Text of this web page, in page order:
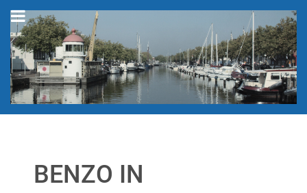
BENZO IN